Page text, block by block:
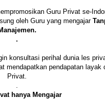
Guru Privat se-
oleh Guru yang mengajar
.
konsultasi perihal dunia les
mendapatkan pendapatan layak
Privat.
hanya Mengajar